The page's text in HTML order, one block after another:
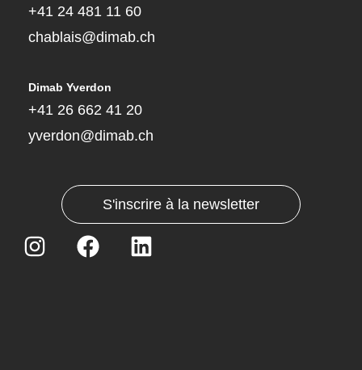
+41 24 481 11 60
chablais@dimab.ch
Dimab Yverdon
+41 26 662 41 20
yverdon@dimab.ch
S'inscrire à la newsletter